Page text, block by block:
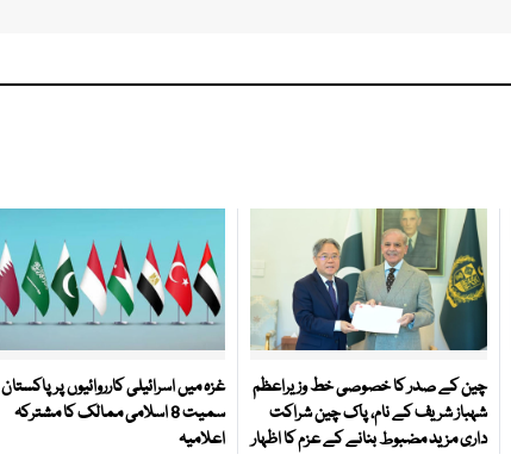
چین کے صدر کا خصوصی خط وزیراعظم
شہباز شریف کے نام، پاک چین شراکت
داری مزید مضبوط بنانے کے عزم کا اظہار
غزہ میں اسرائیلی کارروائیوں پر پاکستان
سمیت 8 اسلامی ممالک کا مشترکہ
اعلامیہ